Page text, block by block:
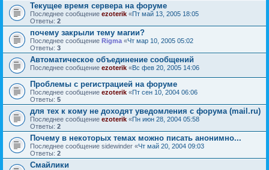
Текущее время сервера на форуме
Последнее сообщение ezoterik «Пт май 13, 2005 18:05
Ответы: 2
почему закрыли тему магии?
Последнее сообщение Rigma «Чт мар 10, 2005 05:02
Ответы: 3
Автоматическое объединение сообщений
Последнее сообщение ezoterik «Вс фев 20, 2005 14:06
Проблемы с регистрацией на форуме
Последнее сообщение ezoterik «Пт сен 10, 2004 06:06
Ответы: 5
для тех к кому не доходят уведомления с форума (mail.ru)
Последнее сообщение ezoterik «Пн июн 28, 2004 05:58
Ответы: 2
Почему в некоторых темах можно писать анонимно...
Последнее сообщение sidewinder «Чт май 20, 2004 09:03
Ответы: 2
Смайлики